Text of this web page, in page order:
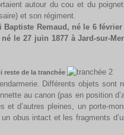
autour du cou et du
et son régiment.
Baptiste Remaud, né le 6
le 27 juin 1877 à Jard-sur-Mer
tranchée
Différents objets sont
au canon (pas en position
d’autres pleines, un porte-
obus intact et les fragments